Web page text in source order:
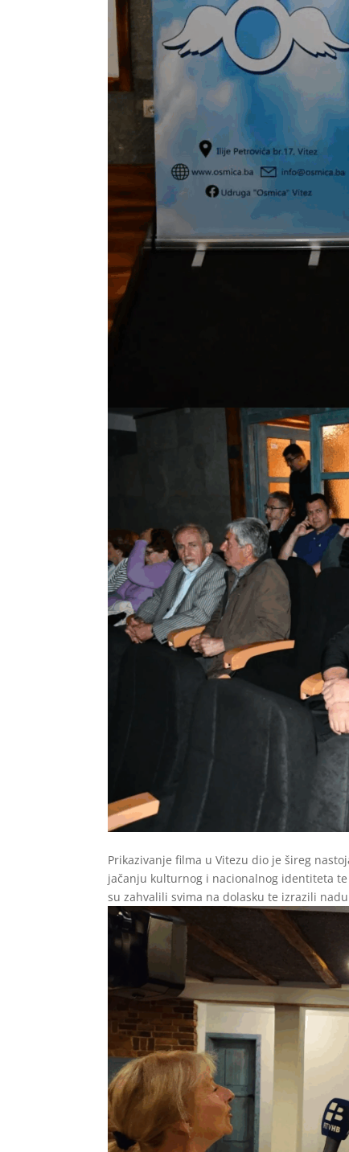
Prikazivanje filma u Vitezu dio je šireg
jačanju kulturnog i nacionalnog identiteta
su zahvalili svima na dolasku te izrazili